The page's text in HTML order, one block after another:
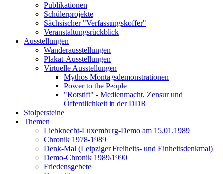
Publikationen
Schülerprojekte
Sächsischer "Verfassungskoffer"
Veranstaltungsrückblick
Ausstellungen
Wanderausstellungen
Plakat-Ausstellungen
Virtuelle Ausstellungen
Mythos Montagsdemonstrationen
Power to the People
"Rotstift" - Medienmacht, Zensur und
Öffentlichkeit in der DDR
Stolpersteine
Themen
Liebknecht-Luxemburg-Demo am 15.01.1989
Chronik 1978-1989
Denk-Mal (Leipziger Freiheits- und Einheitsdenkmal)
Demo-Chronik 1989/1990
Friedensgebete